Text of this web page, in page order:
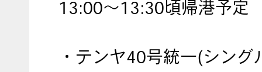
13:00～13:30頃帰港予定
・テンヤ40号統一(シング